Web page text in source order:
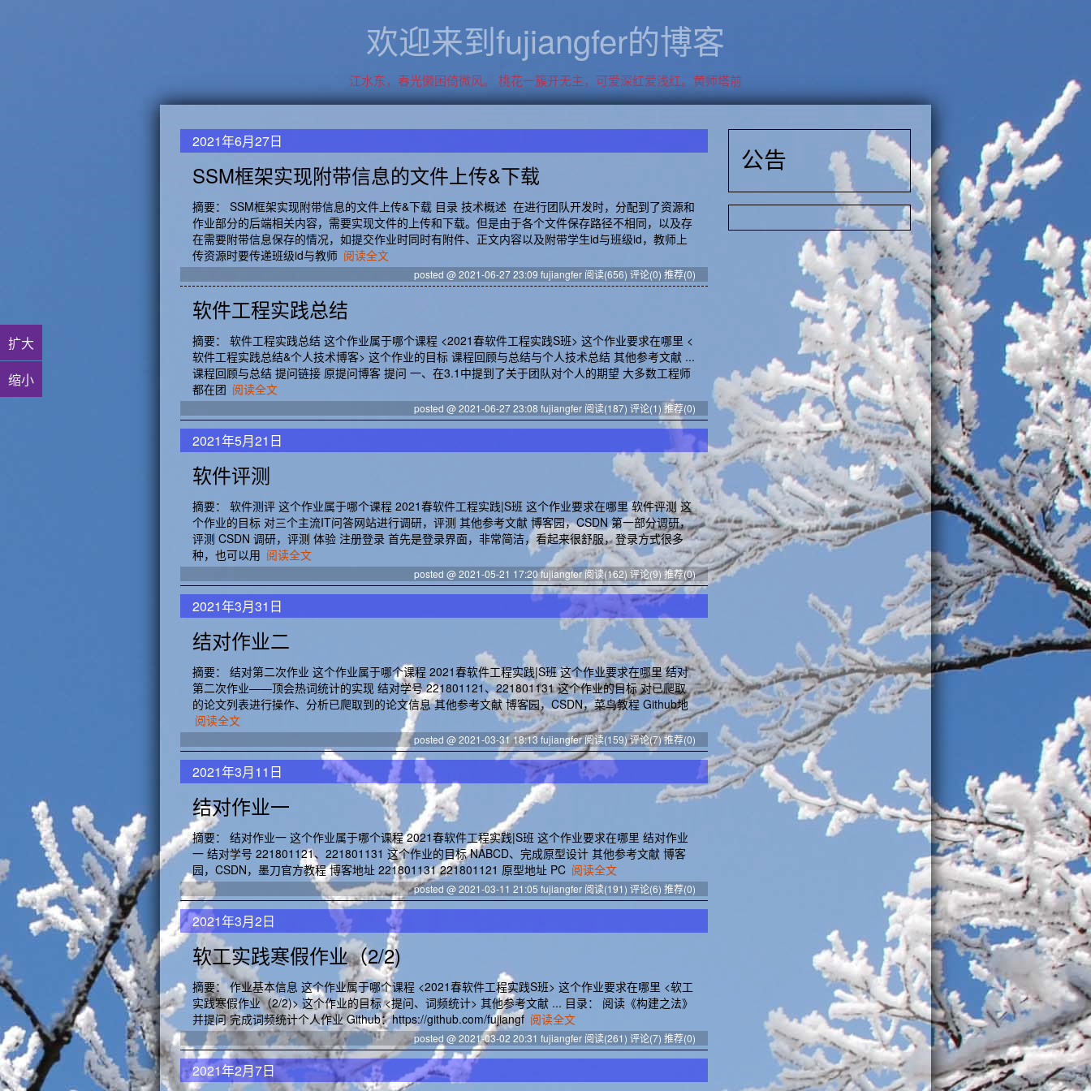
欢迎来到fujiangfer的博客
水东，春光懒困倚微风。 桃花一簇开无主，可爱深红爱浅红。黄师塔前江
扩大
缩小
2021年6月27日
SSM框架实现附带信息的文件上传&下载
摘要： SSM框架实现附带信息的文件上传&下载 目录 技术概述 ​ 在进行团队开发时，分配到了资源和
作业部分的后端相关内容，需要实现文件的上传和下载。但是由于各个文件保存路径不相同，以及存
在需要附带信息保存的情况，如提交作业时同时有附件、正文内容以及附带学生id与班级id，教师上
传资源时要传递班级id与教师 阅读全文
posted @ 2021-06-27 23:09 fujiangfer 阅读(656) 评论(0) 推荐(0)
软件工程实践总结
摘要： 软件工程实践总结 这个作业属于哪个课程 <2021春软件工程实践S班> 这个作业要求在哪里 <
软件工程实践总结&个人技术博客> 这个作业的目标 课程回顾与总结与个人技术总结 其他参考文献 ...
课程回顾与总结 提问链接 原提问博客 提问 一、在3.1中提到了关于团队对个人的期望 大多数工程师
都在团 阅读全文
posted @ 2021-06-27 23:08 fujiangfer 阅读(187) 评论(1) 推荐(0)
2021年5月21日
软件评测
摘要： 软件测评 这个作业属于哪个课程 2021春软件工程实践|S班 这个作业要求在哪里 软件评测 这
个作业的目标 对三个主流IT问答网站进行调研，评测 其他参考文献 博客园，CSDN 第一部分调研，
评测 CSDN 调研，评测 体验 注册登录 首先是登录界面，非常简洁，看起来很舒服，登录方式很多
种，也可以用 阅读全文
posted @ 2021-05-21 17:20 fujiangfer阅读(162) 评论(9) 推荐(0)
2021年3月31日
结对作业二
摘要： 结对第二次作业 这个作业属于哪个课程 2021春软件工程实践|S班 这个作业要求在哪里 结对
第二次作业——顶会热词统计的实现 结对学号 221801121、221801131 这个作业的目标 对已爬取
的论文列表进行操作、分析已爬取到的论文信息 其他参考文献 博客园，CSDN，菜鸟教程 Github地
阅读全文
posted @ 2021-03-31 18:13 fujiangfer阅读(159)评论(7)推荐(0)
2021年3月11日
结对作业一
摘要： 结对作业一 这个作业属于哪个课程 2021春软件工程实践|S班 这个作业要求在哪里 结对作业
一 结对学号 221801121、221801131 这个作业的目标 NABCD、完成原型设计 其他参考文献 博客
园，CSDN，墨刀官方教程 博客地址 221801131 221801121 原型地址 PC 阅读全文
posted @ 2021-03-11 21:05 fujiangfer 阅读(191) 评论(6) 推荐(0)
2021年3月2日
软工实践寒假作业（2/2)
摘要： 作业基本信息 这个作业属于哪个课程 <2021春软件工程实践S班> 这个作业要求在哪里 <软工
实践寒假作业（2/2)> 这个作业的目标 <提问、词频统计> 其他参考文献 ... 目录： 阅读《构建之法》
并提问 完成词频统计个人作业 Github：https://github.com/fujiangf 阅读全文
posted @ 2021-03-02 20:31 fujiangfer 阅读(261) 评论(7) 推荐(0)
2021年2月7日
公告